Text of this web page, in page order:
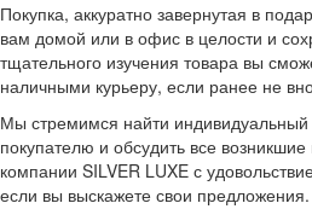
Покупка, аккуратно завернутая в
вам домой или в офис в целости и
тщательного изучения товара вы
наличными курьеру, если ранее не
Мы стремимся найти
покупателю и обсудить все
компании SILVER LUXE с
если вы выскажете свои предложения.